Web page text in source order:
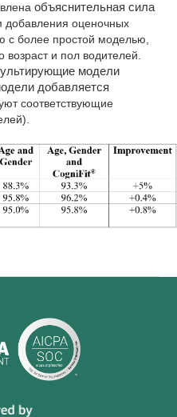
объяснительная сила
добавления оценочных
с более простой моделью,
возраст и пол водителей.
модели
добавляется
соответствующие